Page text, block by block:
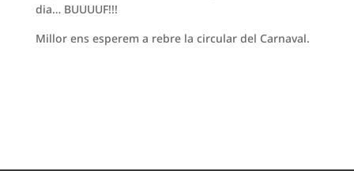
dia… BUUUUF!!!
Millor ens esperem a rebre la circular del Carnaval.